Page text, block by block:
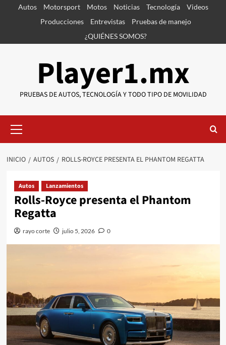
SaltarAutos Motorsport Motos Noticias Tecnología
Videos
Producciones
Entrevistas
Pruebas de manejo
¿QUIÉNES SOMOS?
Player1.mx
PRUEBAS DE AUTOS, TECNOLOGÍA Y TODO TIPO DE MOVILIDAD
primario
INICIO AUTOS ROLLS-ROYCE PRESENTA EL PHANTOM REGATTA
Autos Lanzamientos
Rolls-Royce presenta el Phantom
Regatta
rayo corte julio 5, 2026 0